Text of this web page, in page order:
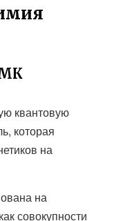
квантовую
которая
на
на
совокупности